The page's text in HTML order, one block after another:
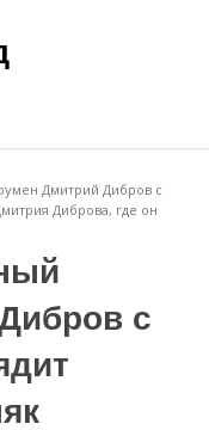
Дмитрий Дибров с
Диброва, где он
с